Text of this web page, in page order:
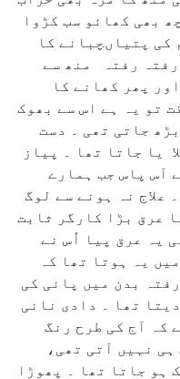
بھی کھائو سب کڑوا
کی پتیاںچبانے کا
رفتہ رفتہ منھ سے
پھر کھانے کا
تو یہ ہے اس سے بھوک
جاتی تھی ۔ دست
یا جاتا تھا ۔ پیاز
یاد آیا کہ ۱۹۶۰ء کے آس پاس جب ہمارے
علاج نہ ہونے سے لوگ
عرق بڑا کارگر ثابت
یہ عرق پیا اُس نے
یہ ہوتا تھا کہ
بدن میں پانی کی
تھا ۔ دادی نانی
کہ آج کی طرح رنگ
نہیں آتی تھی،
ہو جاتا تھا ۔ پھوڑا